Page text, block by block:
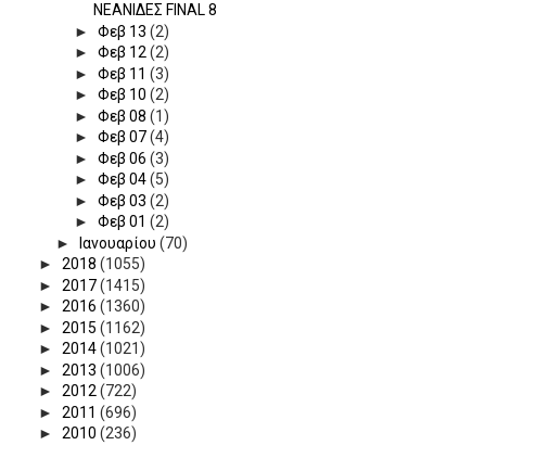
ΝΕΑΝΙΔΕΣ FINAL 8
►Φεβ 13(2)
►Φεβ 12(2)
►Φεβ 11(3)
►Φεβ 10(2)
►Φεβ 08(1)
►Φεβ 07(4)
►Φεβ 06(3)
►Φεβ 04(5)
►Φεβ 03(2)
►Φεβ 01(2)
►
Ιανουαρίου(70)
► 2018 (1055)
► 2017(1415)
► 2016 (1360)
► 2015 (1162)
► 2014(1021)
► 2013 (1006)
► 2012(722)
► 2011 (696)
► 2010 (236)